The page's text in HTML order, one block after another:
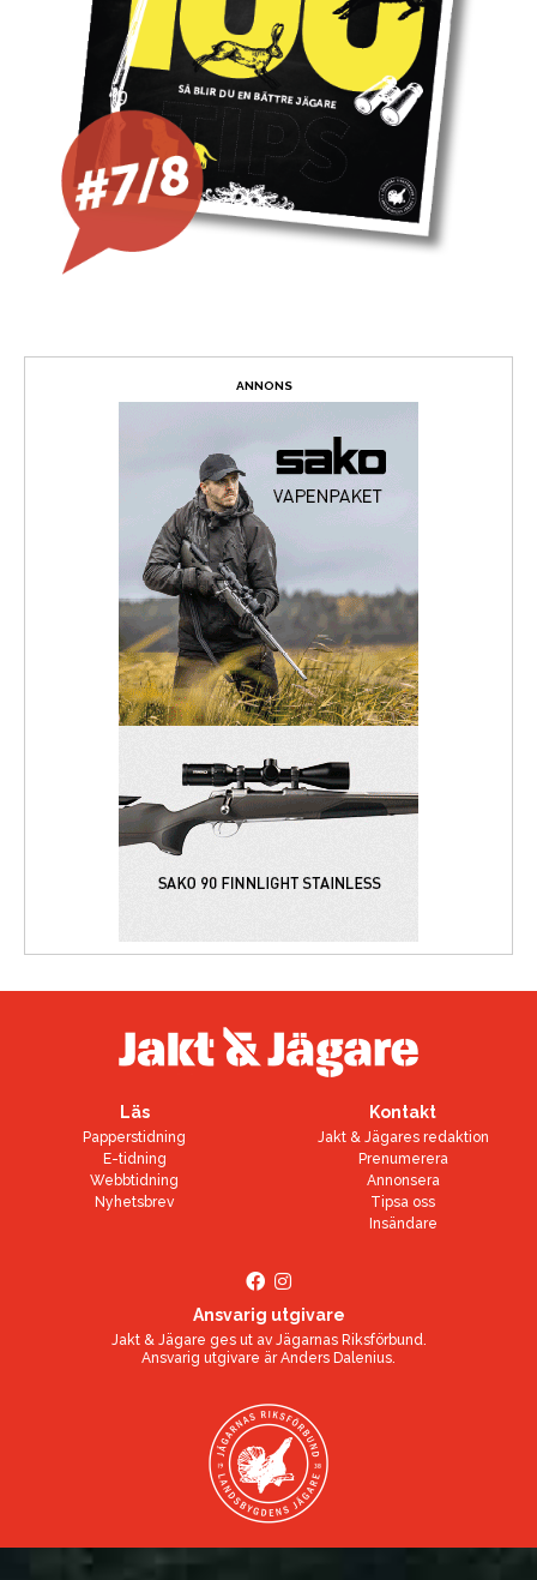
ANNONS
Läs
Papperstidning
E-tidning
Webbtidning
Nyhetsbrev
Kontakt
Jakt & Jägares redaktion
Prenumerera
Annonsera
Tipsa oss
Insändare
Ansvarig utgivare
Jakt & Jägare ges ut av Jägarnas Riksförbund.
Ansvarig utgivare ärAnders Dalenius.